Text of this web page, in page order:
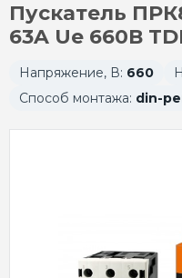
Пускатель
63A Ue 660В
Напряжение, В: 660
Способ монтажа: din-